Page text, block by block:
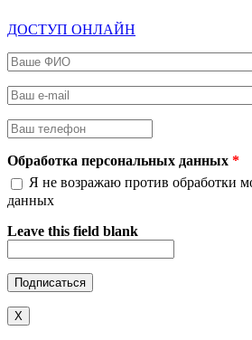
ДОСТУП ОНЛАЙН
Ваше ФИО
Ваш e-mail
Ваш телефон
Обработка персональных данных *
Я не возражаю против обработки
данных
Leave this field blank
X